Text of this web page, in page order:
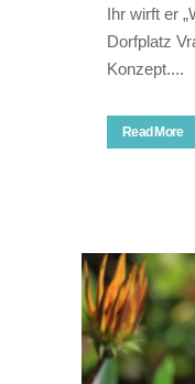
Ihr wirft er
Dorfplatz
Konzept....
Read More